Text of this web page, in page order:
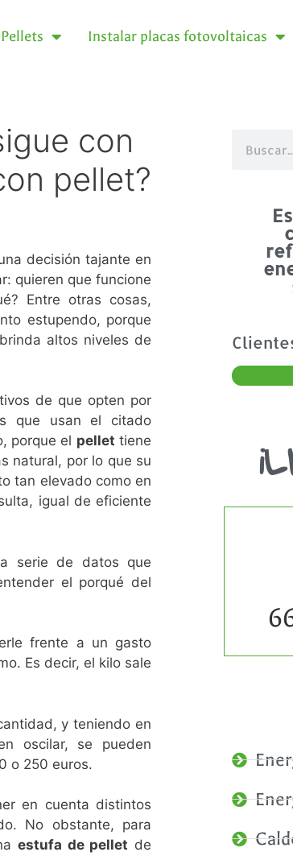
Pellets Instalar placas fotovoltaicas
con
pellet?
decisión tajante en
quieren que funcione
Entre otras cosas,
estupendo, porque
altos niveles de
de que opten por
que usan el citado
porque el pellet tiene
natural, por lo que su
tan elevado como en
igual de eficiente
serie de datos que
el porqué del
frente a un gasto
Es decir, el kilo sale
y teniendo en
oscilar, se pueden
o 250 euros.
en cuenta distintos
No obstante, para
estufa de pellet de